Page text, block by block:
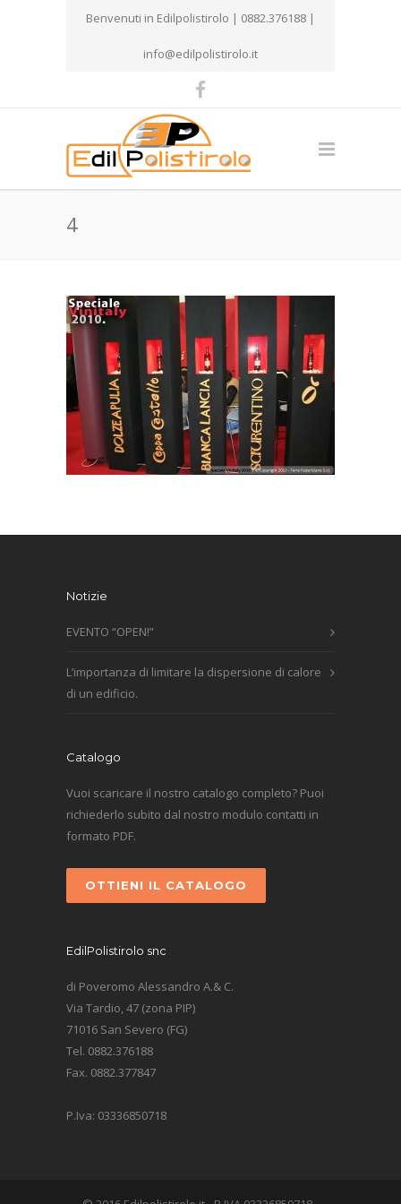
Benvenuti in Edilpolistirolo | 0882.376188 |
info@edilpolistirolo.it
4
Notizie
EVENTO “OPEN!”
L’importanza di limitare la dispersione di calore
di un edificio.
Catalogo
Vuoi scaricare il nostro catalogo completo? Puoi
richiederlo subito dal nostro modulo contatti in
formato PDF.
OTTIENI IL CATALOGO
EdilPolistirolo snc
di Poveromo Alessandro A.& C.
Via Tardio, 47 (zona PIP)
71016 San Severo (FG)
Tel. 0882.376188
Fax. 0882.377847
P.Iva: 03336850718